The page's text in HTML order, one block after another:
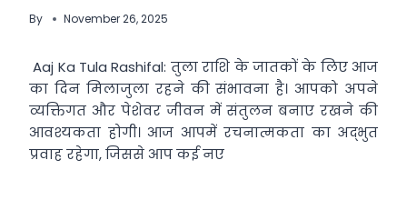
By November 26, 2025
Aaj Ka Tula Rashifal: तुला राशि के जातकों के लिए आज
का दिन मिलाजुला रहने की संभावना है। आपको अपने
व्यक्तिगत और पेशेवर जीवन में संतुलन बनाए रखने की
आवश्यकता होगी। आज आपमें रचनात्मकता का अद्भुत
प्रवाह रहेगा, जिससे आप कई नए